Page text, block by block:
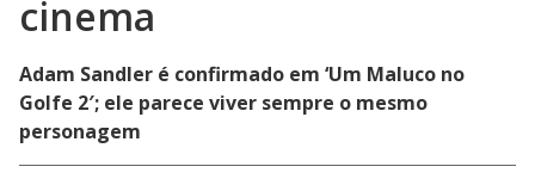
cinema
Adam Sandler é confirmado em ‘Um Maluco no
Golfe 2′; ele parece viver sempre o mesmo
personagem